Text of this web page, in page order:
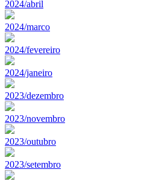
2024/abril
2024/marco
2024/fevereiro
2024/janeiro
2023/dezembro
2023/novembro
2023/outubro
2023/setembro